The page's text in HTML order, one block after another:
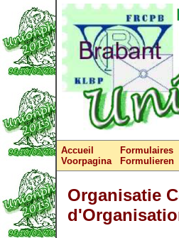
Accueil
Voorpagina
Formulaires
Formulieren
Organisatie